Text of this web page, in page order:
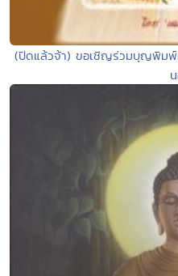
(ปิดแล้วจ้า) ขอเชิญร่วมบุญพิมพ์